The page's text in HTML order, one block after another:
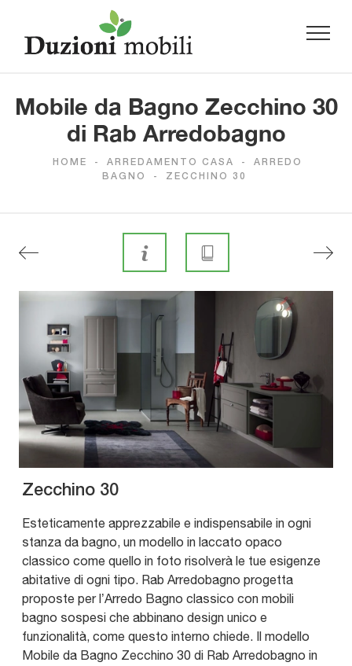
Mobile da Bagno Zecchino 30
di Rab Arredobagno
HOME - ARREDAMENTO CASA -
ARREDO
BAGNO
- ZECCHINO 30
Zecchino 30
Esteticamente apprezzabile e indispensabile in ogni
stanza da bagno, un modello in laccato opaco
classico come quello in foto risolverà le tue esigenze
abitative di ogni tipo. Rab Arredobagno progetta
proposte per l’Arredo Bagno classico con mobili
bagno sospesi che abbinano design unico e
funzionalità, come questo interno chiede. Il modello
Mobile da Bagno Zecchino 30 di Rab Arredobagno in